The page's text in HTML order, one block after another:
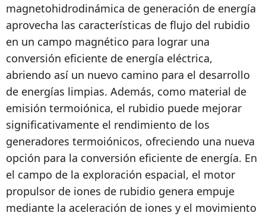
magnetohidrodinámica de generación de energía
aprovecha las características de flujo del rubidio
en un campo magnético para lograr una
conversión eficiente de energía eléctrica,
abriendo así un nuevo camino para el desarrollo
de energías limpias. Además, como material de
emisión termoiónica, el rubidio puede mejorar
significativamente el rendimiento de los
generadores termoiónicos, ofreciendo una nueva
opción para la conversión eficiente de energía. En
el campo de la exploración espacial, el motor
propulsor de iones de rubidio genera empuje
mediante la aceleración de iones y el movimiento